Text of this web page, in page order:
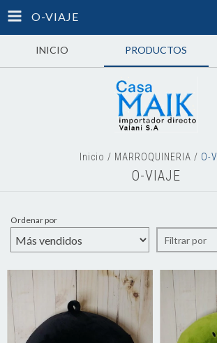
O-VIAJE
INICIO PRODUCTOS
Inicio / MARROQUINERIA / O-
O-VIAJE
Ordenar por
Filtrar por